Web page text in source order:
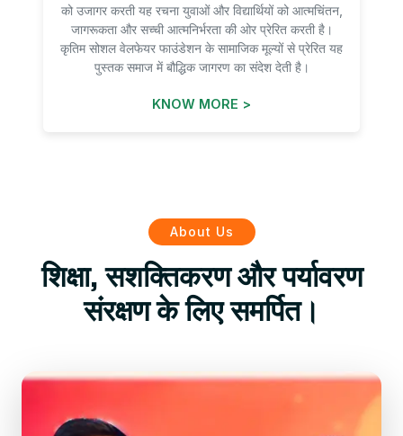
को उजागर करती यह रचना युवाओं और विद्यार्थियों को आत्मचिंतन,
जागरूकता और सच्ची आत्मनिर्भरता की ओर प्रेरित करती है।
कृतिम सोशल वेलफेयर फाउंडेशन के सामाजिक मूल्यों से प्रेरित यह
पुस्तक समाज में बौद्धिक जागरण का संदेश देती है।
KNOW MORE >
About Us
शिक्षा, सशक्तिकरण और पर्यावरण
संरक्षण के लिए समर्पित।